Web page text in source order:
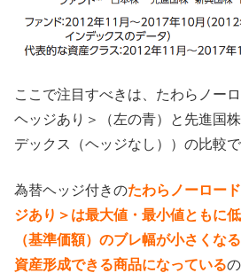
ここで注目すべきは、たわらノー
ヘッジあり＞（左の青）と先進国
デックス（ヘッジなし））の比較で
為替ヘッジ付きのたわらノーロー
ジあり＞は最大値・最小値ともに
（基準価額）のブレ幅が小さくな
資産形成できる商品になっている